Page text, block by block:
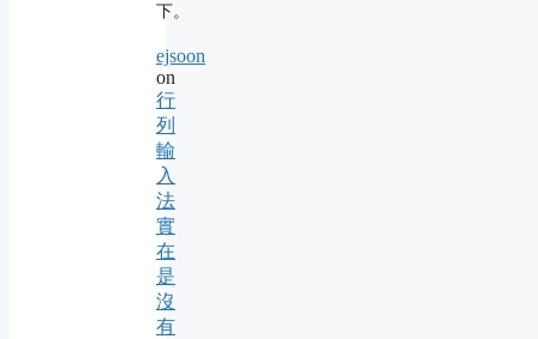
下。
ejsoon
on
行
列
輸
入
法
實
在
是
沒
有